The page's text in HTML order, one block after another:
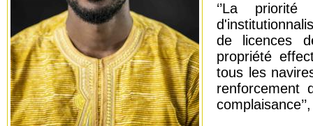
‘’La
de licences
propriété
tous les
renforcement